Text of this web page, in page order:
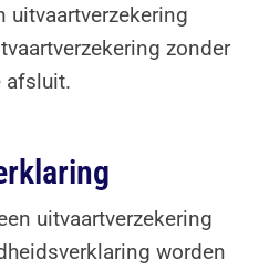
uitvaartverzekering
zonder
afsluit.
uitvaartverzekering
worden